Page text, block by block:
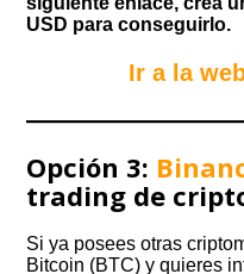
USD para conseguirlo.
Ir a la
Opción 3:
trading de
Si ya posees otras
Bitcoin (BTC) y quieres